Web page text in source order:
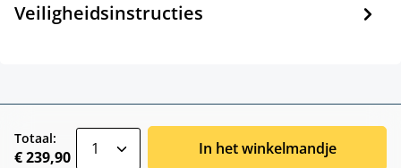
Veiligheidsinstructies
Totaal:
€ 239,90 In het winkelmandje